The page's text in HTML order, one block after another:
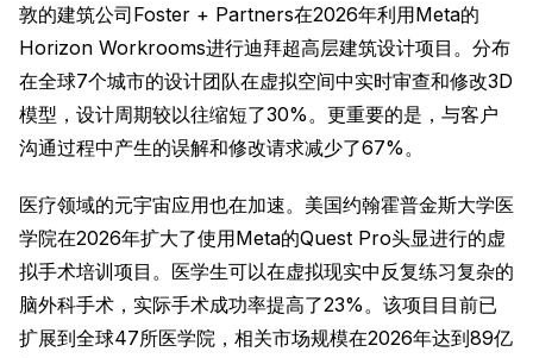
敦的建筑公司Foster + Partners在2026年利用Meta的
Horizon Workrooms进行迪拜超高层建筑设计项目。分布
在全球7个城市的设计团队在虚拟空间中实时审查和修改3D
模型，设计周期较以往缩短了30%。更重要的是，与客户
沟通过程中产生的误解和修改请求减少了67%。
医疗领域的元宇宙应用也在加速。美国约翰霍普金斯大学医
学院在2026年扩大了使用Meta的Quest Pro头显进行的虚
拟手术培训项目。医学生可以在虚拟现实中反复练习复杂的
脑外科手术，实际手术成功率提高了23%。该项目目前已
扩展到全球47所医学院，相关市场规模在2026年达到89亿